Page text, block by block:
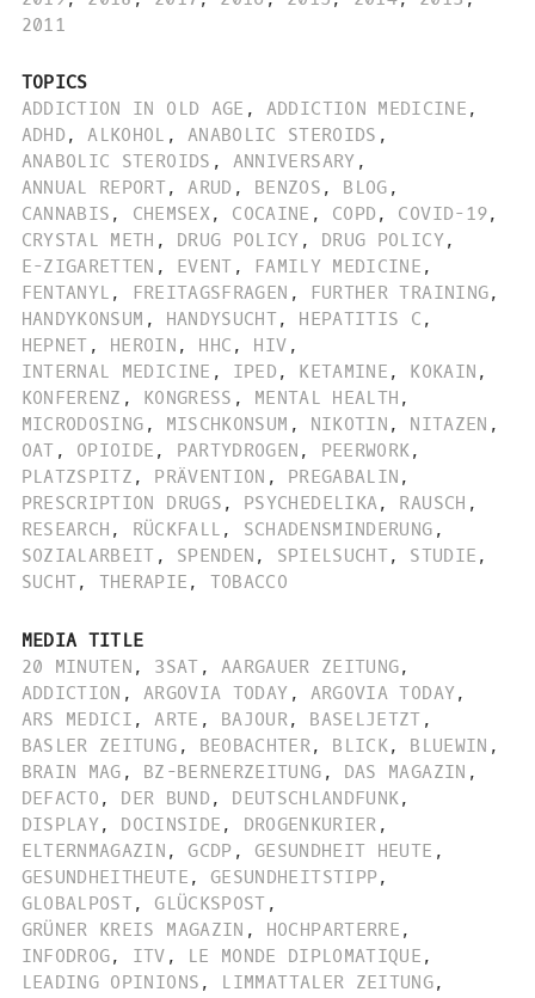
2011
TOPICS
ADDICTION IN OLD AGE , ADDICTION MEDICINE ,
ADHD , ALKOHOL , ANABOLIC STEROIDS ,
ANABOLIC STEROIDS , ANNIVERSARY ,
ANNUAL REPORT, ARUD , BENZOS , BLOG ,
CANNABIS , CHEMSEX , COCAINE , COPD , COVID-19,
CRYSTAL METH , DRUG POLICY , DRUG POLICY,
E-ZIGARETTEN , EVENT , FAMILY MEDICINE ,
FENTANYL , FREITAGSFRAGEN , FURTHER TRAINING,
HANDYKONSUM , HANDYSUCHT, HEPATITIS C ,
HEPNET , HEROIN , HHC , HIV ,
INTERNAL MEDICINE , IPED , KETAMINE , KOKAIN ,
KONFERENZ , KONGRESS , MENTAL HEALTH ,
MICRODOSING , MISCHKONSUM , NIKOTIN , NITAZEN ,
OAT , OPIOIDE , PARTYDROGEN , PEERWORK,
PLATZSPITZ , PRÄVENTION , PREGABALIN ,
PRESCRIPTION DRUGS , PSYCHEDELIKA, RAUSCH ,
RESEARCH , RÜCKFALL , SCHADENSMINDERUNG ,
SOZIALARBEIT , SPENDEN , SPIELSUCHT, STUDIE ,
SUCHT, THERAPIE , TOBACCO
MEDIA TITLE
20 MINUTEN , 3SAT , AARGAUER ZEITUNG,
ADDICTION , ARGOVIA TODAY , ARGOVIA TODAY,
ARS MEDICI , ARTE , BAJOUR, BASELJETZT ,
BASLER ZEITUNG , BEOBACHTER, BLICK, BLUEWIN ,
BRAIN MAG , BZ-BERNERZEITUNG , DAS MAGAZIN ,
DEFACTO , DER BUND , DEUTSCHLANDFUNK,
DISPLAY, DOCINSIDE , DROGENKURIER ,
ELTERNMAGAZIN , GCDP , GESUNDHEIT HEUTE ,
GESUNDHEITHEUTE , GESUNDHEITSTIPP,
GLOBALPOST, GLÜCKSPOST ,
GRÜNER KREIS MAGAZIN , HOCHPARTERRE ,
INFODROG, ITV , LE MONDE DIPLOMATIQUE ,
LEADING OPINIONS , LIMMATTALER ZEITUNG,